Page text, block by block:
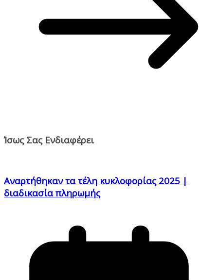
Ίσως Σας Ενδιαφέρει
Αναρτήθηκαν τα τέλη κυκλοφορίας 2025 |
διαδικασία πληρωμής